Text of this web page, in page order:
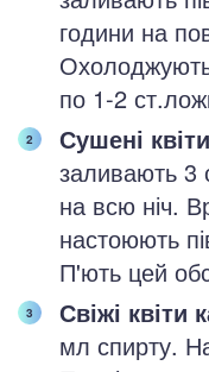
години на
по 1-2
Сушені
заливають 3
на всю ніч.
настоюють
П'ють цей
Свіжі квіти
мл спирту.